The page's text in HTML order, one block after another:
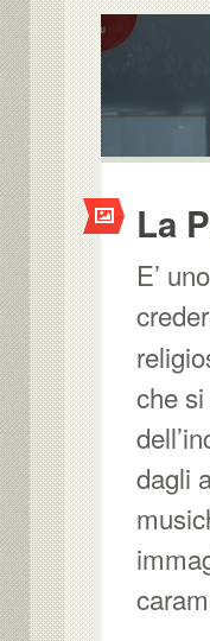
La
E’
che si
dagli